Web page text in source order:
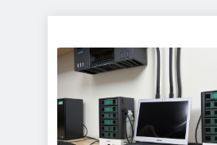
содержимому